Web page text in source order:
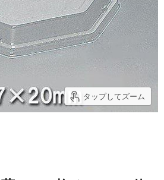
タップしてズーム